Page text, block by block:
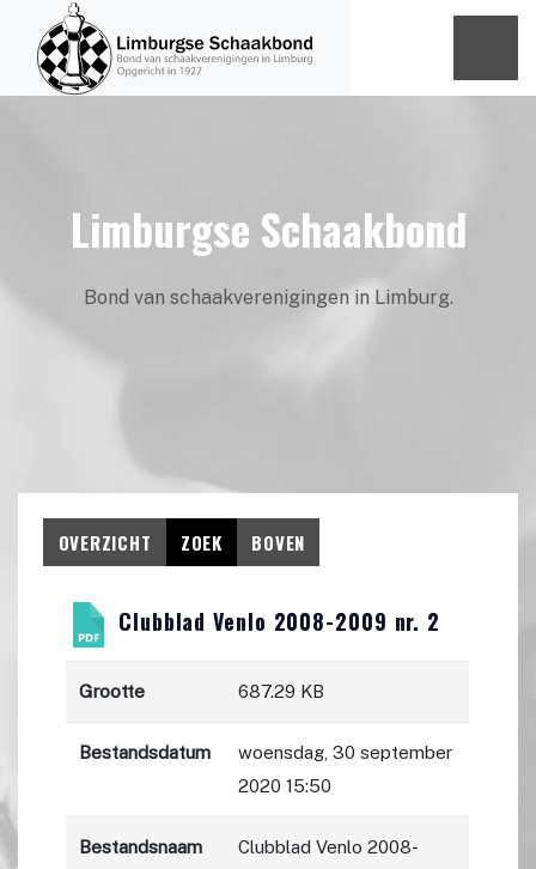
Limburgse Schaakbond
Bond van schaakverenigingen in Limburg.
OVERZICHT ZOEK BOVEN
Clubblad Venlo 2008-2009 nr. 2
Grootte 687.29 KB
Bestandsdatum
woensdag, 30 september
2020 15:50
Bestandsnaam
Clubblad Venlo 2008-